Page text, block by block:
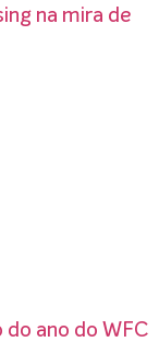
na mira de
ano do WFC